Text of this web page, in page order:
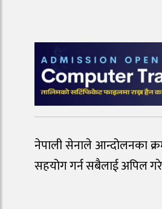
नेपाली सेनाले आन्दोलनका
सहयोग गर्न सबैलाई अपिल